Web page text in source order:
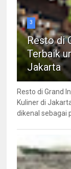
3
Resto di
Terbaik
Jakarta
Resto di Grand
Kuliner di
dikenal sebagai